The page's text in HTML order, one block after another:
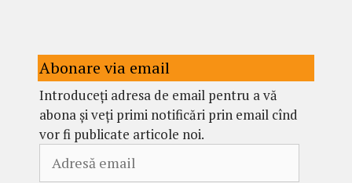
Abonare via email
Introduceți adresa de email pentru a vă
abona și veți primi notificări prin email cînd
vor fi publicate articole noi.
email